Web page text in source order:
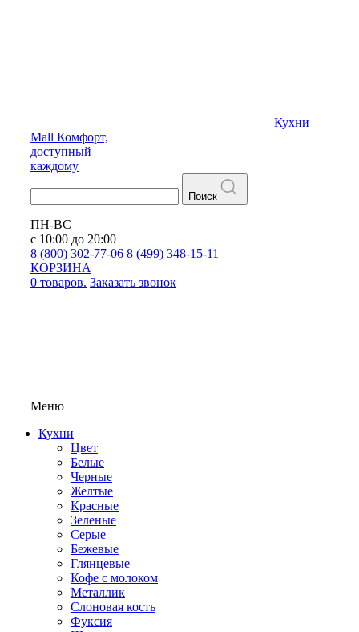
Кухни
Mall Комфорт,
доступный
каждому
Поиск
ПН-ВС
с 10:00 до 20:00
8 (800) 302-77-06 8 (499) 348-15-11
КОРЗИНА
0 товаров. Заказать звонок
Меню
Кухни
Цвет
Белые
Черные
Желтые
Красные
Зеленые
Серые
Бежевые
Глянцевые
Кофе с молоком
Металлик
Слоновая кость
Фуксия